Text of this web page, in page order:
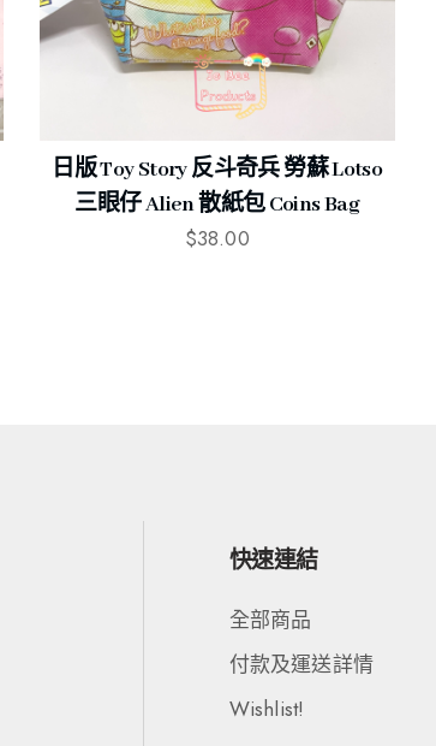
日版 Toy Story 反斗奇兵 勞蘇 Lotso
三眼仔 Alien 散紙包 Coins Bag
$38.00
快速連結
全部商品
付款及運送詳情
Wishlist!